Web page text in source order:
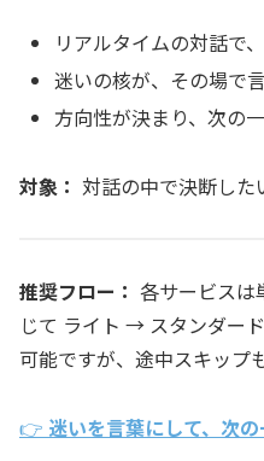
リアルタイムの対話で
迷いの核が、その場で
方向性が決まり、次の
対象： 対話の中で決断した
推奨フロー： 各サービスは
じて ライト → スタンダー
可能ですが、途中スキップ
👉 迷いを言葉にして、次